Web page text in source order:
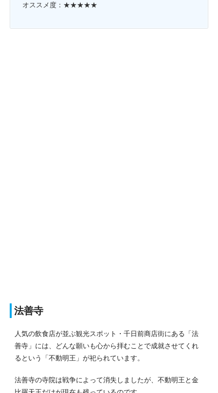
オススメ度：★★★★★
法善寺
人気の飲食店が並ぶ観光スポット・千日前商店街にある「法
善寺」には、どんな願いも心から拝むことで成就させてくれ
るという「不動明王」が祀られています。
法善寺の寺院は戦争によって消失しましたが、不動明王と金